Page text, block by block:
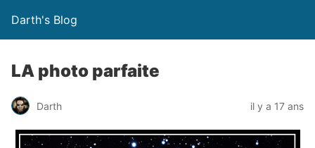
Darth's Blog
LA photo parfaite
Darth il y a 17 ans